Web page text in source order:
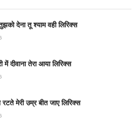
देना तू श्याम वही लिरिक्स
में दीवाना तेरा आया लिरिक्स
मेरी उम्र बीत जाए लिरिक्स